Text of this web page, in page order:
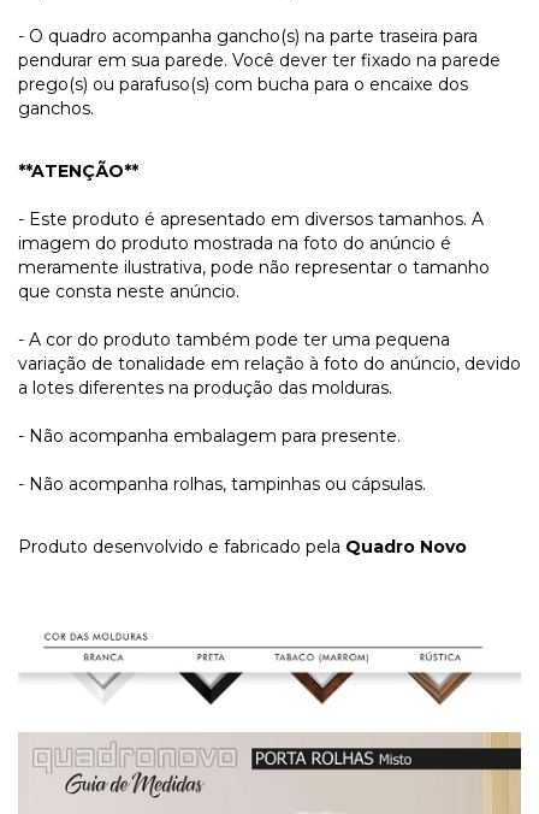
- O quadro acompanha gancho(s) na parte traseira para
pendurar em sua parede. Você dever ter fixado na parede
prego(s) ou parafuso(s) com bucha para o encaixe dos
ganchos.
**ATENÇÃO**
- Este produto é apresentado em diversos tamanhos. A
imagem do produto mostrada na foto do anúncio é
meramente ilustrativa, pode não representar o tamanho
que consta neste anúncio.
- A cor do produto também pode ter uma pequena
variação de tonalidade em relação à foto do anúncio, devido
a lotes diferentes na produção das molduras.
- Não acompanha embalagem para presente.
- Não acompanha rolhas, tampinhas ou cápsulas.
Produto desenvolvido e fabricado pela Quadro Novo